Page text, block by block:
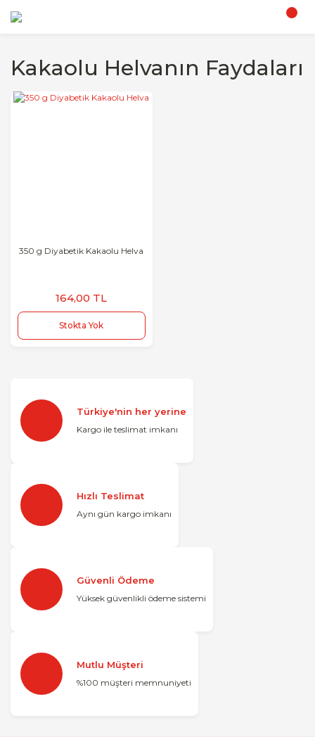
Kakaolu Helvanın Faydaları
350 g Diyabetik Kakaolu Helva
164,00 TL
Stokta Yok
Türkiye'nin her yerine
Kargo ile teslimat imkanı
Hızlı Teslimat
Aynı gün kargo imkanı
Güvenli Ödeme
Yüksek güvenlikli ödeme sistemi
Mutlu Müşteri
%100 müşteri memnuniyeti